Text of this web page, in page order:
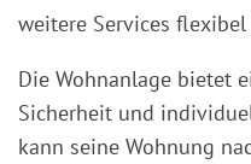
weitere Services
Die Wohnanlage bietet
Sicherheit und
kann seine Wohnung